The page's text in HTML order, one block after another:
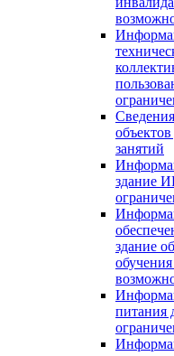
занятий
здание
здание
питания